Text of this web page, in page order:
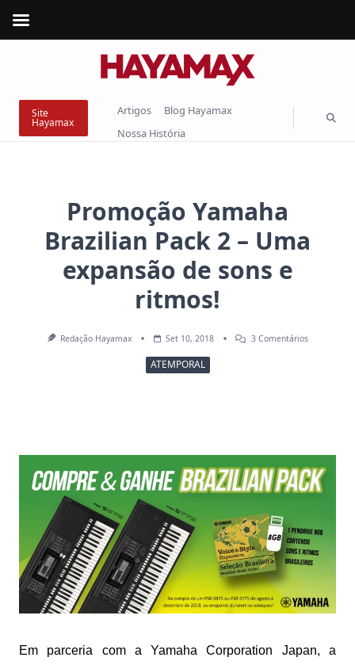
Site
Hayamax
Artigos
Blog Hayamax
Nossa História
Promoção Yamaha
Brazilian Pack 2 – Uma
expansão de sons e
ritmos!
Redação Hayamax Set 10, 2018 3 ComentáriosEm
Sons
E
Ritmos!
ATEMPORAL
Em parceria com a Yamaha Corporation Japan, a